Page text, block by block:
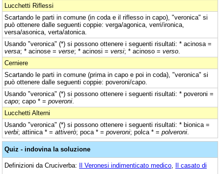
Lucchetti Riflessi
Scartando le parti in comune (in coda e il riflesso in capo), "veronica" si
può ottenere dalle seguenti coppie: verga/agonica, verri/ironica,
versa/asonica, verta/atonica.
Usando "veronica" (*) si possono ottenere i seguenti risultati: * acinosa =
versa; * acinose = verse; * acinosi = versi; * acinoso = verso
Cerniere
Scartando le parti in comune (prima in capo e poi in coda), "veronica" si
può ottenere dalle seguenti coppie: poveroni/capo.
Usando "veronica" (*) si possono ottenere i seguenti risultati: * poveroni =
capo; capo * = poveroni
Lucchetti Alterni
Usando "veronica" (*) si possono ottenere i seguenti risultati: * bionica =
verbi; attinica * = attiverò; poca * = poveroni; polca * = polveroni
Quiz - indovina la soluzione
Definizioni da Cruciverba: Il Veronesi indimenticato medico Il casato di